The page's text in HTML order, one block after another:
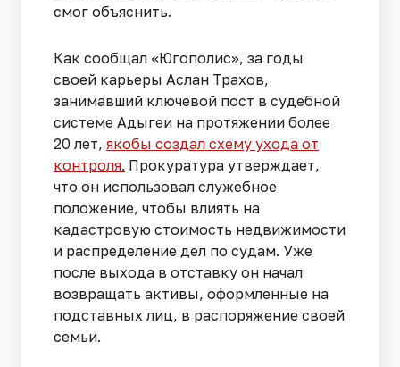
смог объяснить.
Как сообщал «Югополис», за годы
своей карьеры Аслан Трахов,
занимавший ключевой пост в судебной
системе Адыгеи на протяжении более
20 лет, якобы создал схему ухода от
контроля. Прокуратура утверждает,
что он использовал служебное
положение, чтобы влиять на
кадастровую стоимость недвижимости
и распределение дел по судам. Уже
после выхода в отставку он начал
возвращать активы, оформленные на
подставных лиц, в распоряжение своей
семьи.